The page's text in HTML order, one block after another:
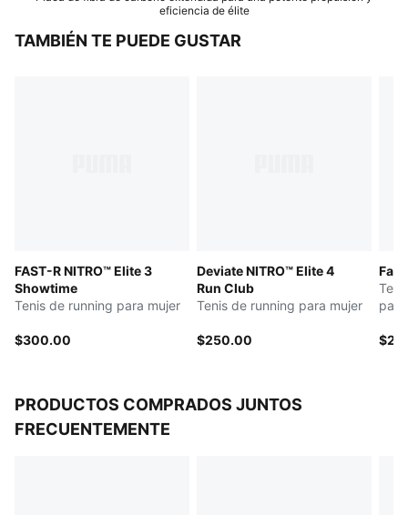
eficiencia de élite
TAMBIÉN TE PUEDE GUSTAR
FAST-R NITRO™ Elite 3
Showtime
Tenis de running para mujer
$300.00
Deviate NITRO™ Elite 4
Run Club
Tenis de running para mujer
$250.00
PRODUCTOS COMPRADOS JUNTOS
FRECUENTEMENTE